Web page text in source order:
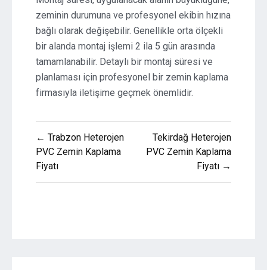
zeminin durumuna ve profesyonel ekibin hızına
bağlı olarak değişebilir. Genellikle orta ölçekli
bir alanda montaj işlemi 2 ila 5 gün arasında
tamamlanabilir. Detaylı bir montaj süresi ve
planlaması için profesyonel bir zemin kaplama
firmasıyla iletişime geçmek önemlidir.
Yazı
gezinmesi
← Trabzon Heterojen
PVC Zemin Kaplama
Fiyatı
Tekirdağ Heterojen
PVC Zemin Kaplama
Fiyatı →